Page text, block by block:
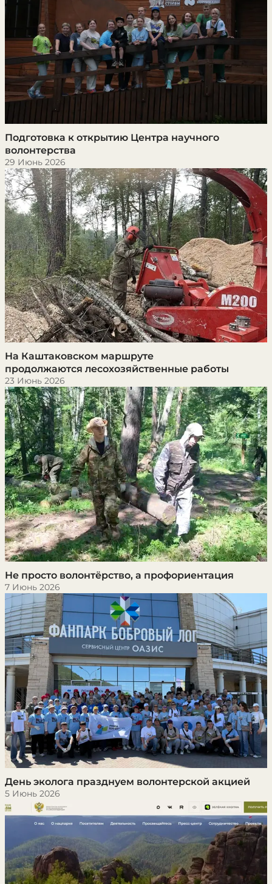
Подготовка к открытию Центра научного
волонтерства
29 Июнь 2026
На Каштаковском маршруте
продолжаются лесохозяйственные работы
23 Июнь 2026
Не просто волонтёрство, а профориентация
7 Июнь 2026
День эколога празднуем волонтерской акцией
5 Июнь 2026